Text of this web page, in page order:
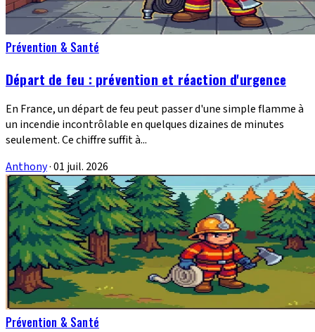
Prévention & Santé
Départ de feu : prévention et réaction d'urgence
En France, un départ de feu peut passer d'une simple flamme à
un incendie incontrôlable en quelques dizaines de minutes
seulement. Ce chiffre suffit à...
Anthony·01 juil. 2026
Prévention & Santé